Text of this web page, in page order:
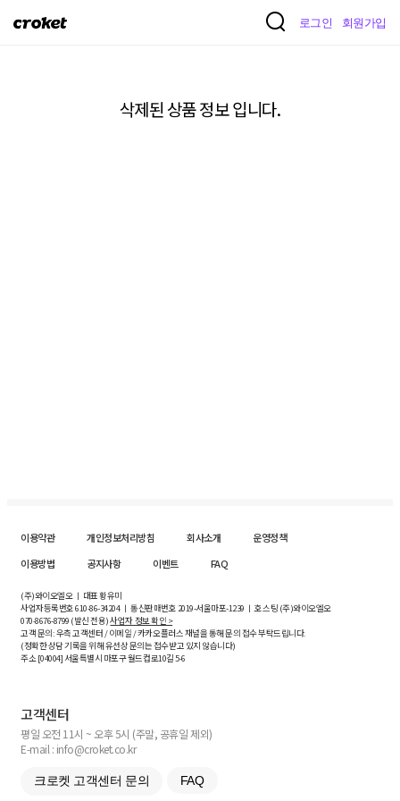
크
로그인 회원가입
삭제된 상품 정보 입니다.
이용약관 개인정보처리방침 회사소개
운영정책
이용방법
공지사항 이벤트 FAQ
(주)와이오엘오 ㅣ 대표 황유미
사업자등록번호610-86-34204ㅣ 통신판매번호 2019-서울마포-1239 ㅣ 호스팅 (주)와이오엘오
070-8676-8799 (발신 전용)사업자 정보 확인 >
고객 문의: 우측 고객센터 / 이메일 / 카카오플러스 채널을 통해 문의 접수 부탁드립니다.
(정확한 상담 기록을 위해 유선상 문의는 접수받고 있지 않습니다)
주소 [04004] 서울특별시 마포구 월드컵로10길5-6
고객센터
평일 오전 11시 ~ 오후 5시 (주말, 공휴일 제외)
E-mail : info@croket.co.kr
크로켓 고객센터 문의 FAQ